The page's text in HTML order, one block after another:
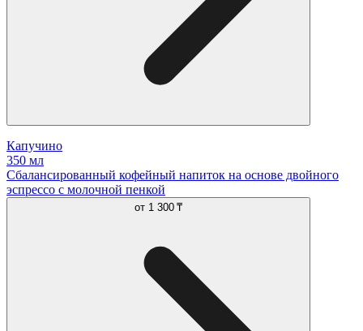
Капучино
350 мл
Сбалансированный кофейный напиток на основе двойного
эспрессо с молочной пенкой
от 1 300 ₸